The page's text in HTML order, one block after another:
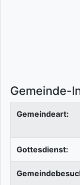
Gemeinde-
Gemeindeart:
Gottesdienst: